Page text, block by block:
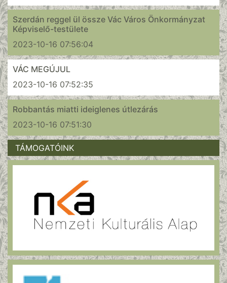
Szerdán reggel ül össze Vác Város Önkormányzat
Képviselő-testülete
2023-10-16 07:56:04
VÁC MEGÚJUL
2023-10-16 07:52:35
Robbantás miatti ideiglenes útlezárás
2023-10-16 07:51:30
TÁMOGATÓINK